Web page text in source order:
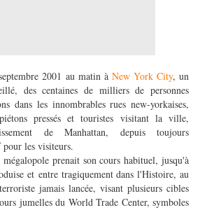
2001 au matin à New York City, un
des centaines de milliers de personnes
dans les innombrables rues new-yorkaises,
pressés et touristes visitant la ville,
de Manhattan, depuis toujours
les visiteurs.
prenait son cours habituel, jusqu'à
et entre tragiquement dans l'Histoire, au
jamais lancée, visant plusieurs cibles
jumelles du World Trade Center, symboles